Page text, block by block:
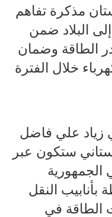
مذكرة تفاهم
إلى البلاد ضمن
الطاقة وضمان
خلال الفترة
زياد علي فاضل
ستكون عبر
الجمهورية
بأنابيب النقل
الطاقة في